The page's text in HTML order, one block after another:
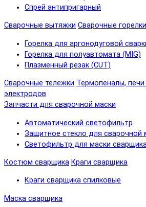
Спрей антипригарный
Сварочные вытяжки Сварочные горелки
Горелка для аргонодуговой
Горелка для полуавтомата (MIG)
Плазменный резак (CUT)
Сварочные тележки Термопеналы,
электродов
Запчасти для сварочной маски
Автоматический светофильтр
Защитное стекло для сварочной
Светофильтр для маски
Костюм сварщика Краги сварщика
Краги сварщика спилковые
Маска сварщика